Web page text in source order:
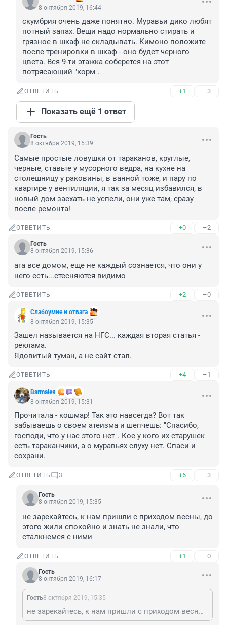
8 октября 2019, 16:44
скумбрия очень даже понятно. Муравьи дико любят
потный запах. Вещи надо нормально стирать и
грязное в шкаф не складывать. Кимоно положите
после тренировки в шкаф - оно будет черного
цвета. Вся 9-ти этажка соберется на этот
потрясающий "корм".
ОТВЕТИТЬ +1 –3
Показать ещё 1 ответ
Гость
8 октября 2019, 15:39
Самые простые ловушки от тараканов, круглые,
черные, ставьте у мусорного ведра, на кухне на
столешницу у раковины, в ванной тоже, и пару по
квартире у вентиляции, я так за месяц избавился, в
новый дом заехать не успели, они уже там, сразу
после ремонта!
ОТВЕТИТЬ +0 –2
Гость
8 октября 2019, 15:36
ага все домом, еще не каждый сознается, что они у
него есть...стесняются видимо
ОТВЕТИТЬ +2 –0
Слабоумие и отвага
8 октября 2019, 15:35
Зашел называется на НГС... каждая вторая статья -
реклама.
Ядовитый туман, а не сайт стал.
ОТВЕТИТЬ +4 –1
Barmaleя
8 октября 2019, 15:31
Прочитала - кошмар! Так это навсегда? Вот так
забываешь о своем атеизма и шепчешь: "Спасибо,
господи, что у нас этого нет". Кое у кого их старушек
есть тараканчики, а о муравьях слуху нет. Спаси и
сохрани.
ОТВЕТИТЬ 3 +6 –3
Гость
8 октября 2019, 15:35
не зарекайтесь, к нам пришли с приходом весны, до
этого жили спокойно и знать не знали, что
сталкнемся с ними
ОТВЕТИТЬ +1 –0
Гость
8 октября 2019, 16:17
Гость8 октября 2019, 15:35
не зарекайтесь, к нам пришли с приходом весны, до этого жили спокойно и знать не знали, что сталкнемся с ними